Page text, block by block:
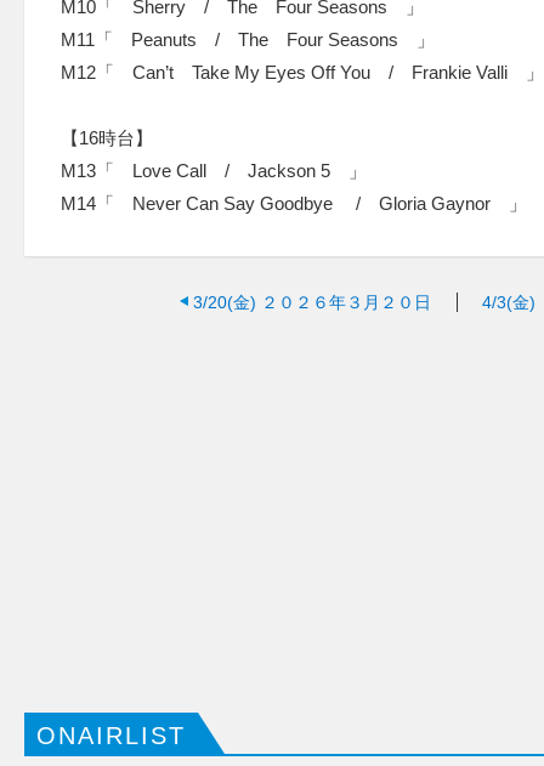
M10「 Sherry / The Four Seasons 」
M11「 Peanuts / The Four Seasons 」
M12「 Can’t Take My Eyes Off You / Frankie Valli 」
【16時台】
M13「 Love Call / Jackson 5 」
M14「 Never Can Say Goodbye / Gloria Gaynor 」
3/20(金) ２０２６年３月２０日 4/3(金)
ONAIRLIST